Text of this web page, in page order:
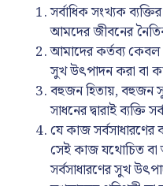
সর্বাধিক সংখ্যক
আমদের জীবনের
আমাদের কর্তব্য
সুখ উৎপাদন করা বা
বহুজন হিতায়, বহুজন
সাধনের দ্বারাই
যে কাজ
সেই কাজ যথোচিত বা
সর্বসাধারণের সুখ